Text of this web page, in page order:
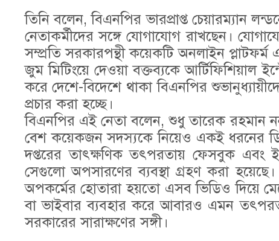
তিনি বলেন, বিএনপির ভারপ্রাপ্ত চেয়ারম্যান
নেতাকর্মীদের সঙ্গে যোগাযোগ রাখছেন।
সম্প্রতি সরকারপন্থী কয়েকটি অনলাইন প্লাটফর্ম
জুম মিটিংয়ে দেওয়া বক্তব্যকে আর্টিফিশিয়াল
করে দেশে-বিদেশে থাকা বিএনপির
প্রচার করা হচ্ছে।
বিএনপির এই নেতা বলেন, শুধু তারেক রহমান
বেশ কয়েকজন সদস্যকে নিয়েও একই ধরনের
দপ্তরের তাৎক্ষণিক তৎপরতায় ফেসবুক
সেগুলো অপসারণের ব্যবস্থা গ্রহণ করা
অপকর্মের হোতারা হয়তো এসব ভিডিও দিয়ে
বা ভাইবার ব্যবহার করে আবারও এমন
সরকারের সারাক্ষণের সঙ্গী।